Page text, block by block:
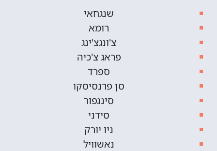
שנגחאי
רומא
צ'ונגצ'ינג
פראג צ'כיה
ספרד
סן פרנסיסקו
סינגפור
סידני
ניו יורק
נאשוויל